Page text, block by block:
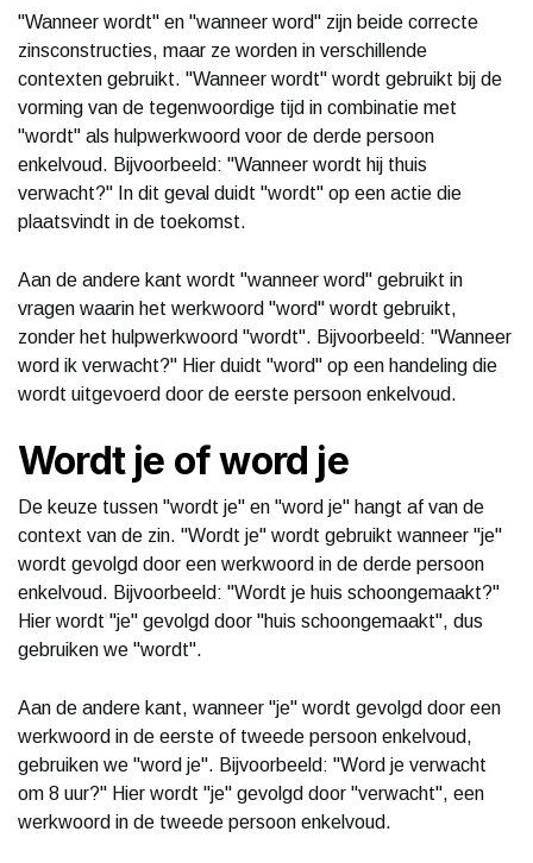
"Wanneer wordt" en "wanneer word" zijn beide correcte
zinsconstructies, maar ze worden in verschillende
contexten gebruikt. "Wanneer wordt" wordt gebruikt bij de
vorming van de tegenwoordige tijd in combinatie met
"wordt" als hulpwerkwoord voor de derde persoon
enkelvoud. Bijvoorbeeld: "Wanneer wordt hij thuis
verwacht?" In dit geval duidt "wordt" op een actie die
plaatsvindt in de toekomst.
Aan de andere kant wordt "wanneer word" gebruikt in
vragen waarin het werkwoord "word" wordt gebruikt,
zonder het hulpwerkwoord "wordt". Bijvoorbeeld: "Wanneer
word ik verwacht?" Hier duidt "word" op een handeling die
wordt uitgevoerd door de eerste persoon enkelvoud.
Wordt je of word je
De keuze tussen "wordt je" en "word je" hangt af van de
context van de zin. "Wordt je" wordt gebruikt wanneer "je"
wordt gevolgd door een werkwoord in de derde persoon
enkelvoud. Bijvoorbeeld: "Wordt je huis schoongemaakt?"
Hier wordt "je" gevolgd door "huis schoongemaakt", dus
gebruiken we "wordt".
Aan de andere kant, wanneer "je" wordt gevolgd door een
werkwoord in de eerste of tweede persoon enkelvoud,
gebruiken we "word je". Bijvoorbeeld: "Word je verwacht
om 8 uur?" Hier wordt "je" gevolgd door "verwacht", een
werkwoord in de tweede persoon enkelvoud.